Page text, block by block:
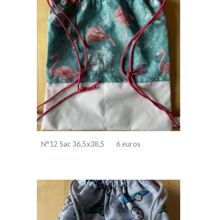
N°12Sac 36,5x38,5 6 euros